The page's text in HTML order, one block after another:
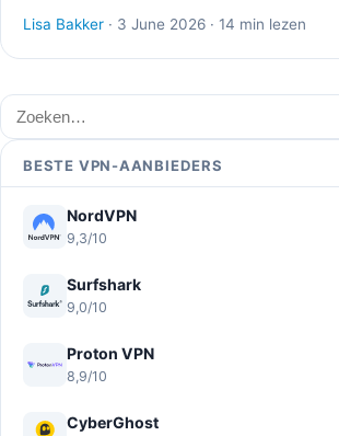
Lisa Bakker · 3 June 2026 · 14 min lezen
Zoeken
BESTE VPN-AANBIEDERS
NordVPN
9,3/10
Surfshark
9,0/10
Proton VPN
8,9/10
CyberGhost